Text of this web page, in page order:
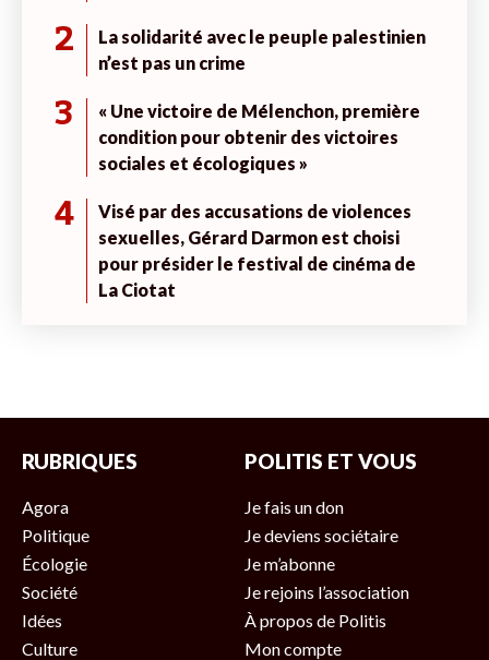
2
La solidarité avec le peuple palestinien
n’est pas un crime
3
« Une victoire de Mélenchon, première
condition pour obtenir des victoires
sociales et écologiques »
4
Visé par des accusations de violences
sexuelles, Gérard Darmon est choisi
pour présider le festival de cinéma de
La Ciotat
RUBRIQUES
Agora
Politique
Écologie
Société
Idées
Culture
POLITIS ET VOUS
Je fais un don
Je deviens sociétaire
Je m’abonne
Je rejoins l’association
À propos de Politis
Mon compte